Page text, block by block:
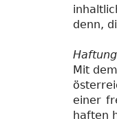
denn,
Mit
einer
haften